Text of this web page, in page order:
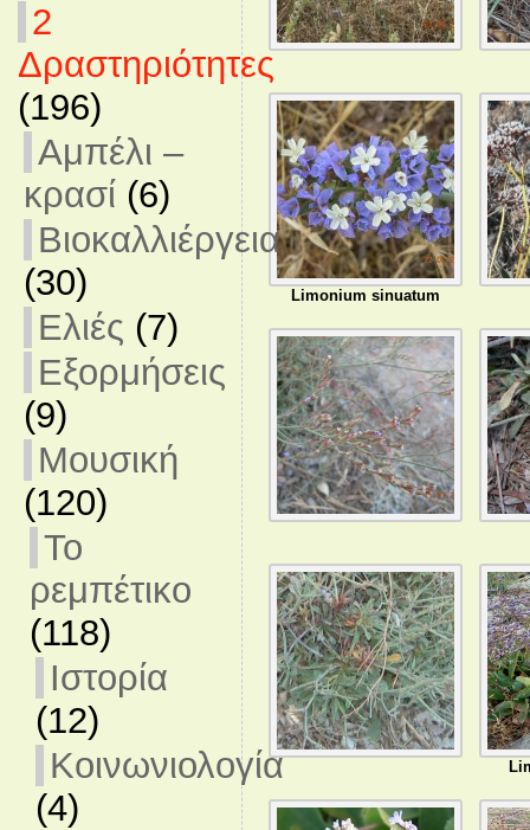
2
Δραστηριότητες
(196)
Αμπέλι –
κρασί (6)
Βιοκαλλιέργεια
(30)
Ελιές (7)
Εξορμήσεις
(9)
Μουσική
(120)
Το
ρεμπέτικο
(118)
Ιστορία
(12)
Κοινωνιολογία
(4)
Limonium sinuatum